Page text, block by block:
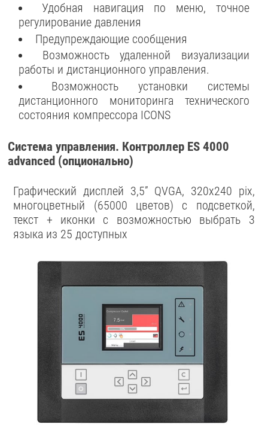
Удобная навигация по меню, точное
регулирование давления
Предупреждающие сообщения
Возможность удаленной визуализации
работы и дистанционного управления.
Возможность установки системы
дистанционного мониторинга технического
состояния компрессора ICONS
Система управления. Контроллер ES 4000
advanced (опционально)
Графический дисплей 3,5” QVGA, 320x240 pix,
многоцветный (65000 цветов) с подсветкой,
текст + иконки c возможностью выбрать 3
языка из 25 доступных